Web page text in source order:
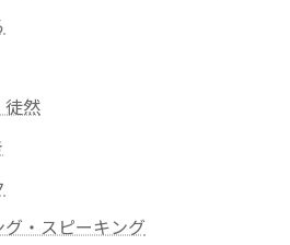
然
グ・スピーキング